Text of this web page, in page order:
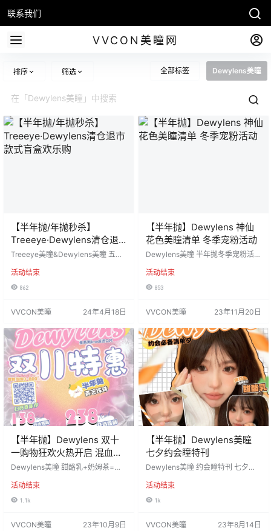
联系我们
VVCON美瞳网
排序 筛选 全部标签 Dewylens美瞳
【半年抛/年抛秒杀】
Treeeye·Dewylens清仓退
市 款式盲盒欢乐购
Treeeye美瞳&Dewylens美瞳 五一
是百元一副的跳楼清仓活动 到均价
不到4元一副！美瞳里的蜜雪！不用
度数即可 （部分款临期 可能会收到
可佩戴一年 ；也有会出现款式重复
的，下单度数如缺货换上下25度直
接发出不通知，介意请勿下单） 下
单前请扫库存二维码核对再…
活动结束
862
VVCON美瞳 24年4月18日
【半年抛】Dewylens 神仙
花色美瞳清单 冬季宠粉活动
Dewylens美瞳 半年抛冬季宠粉活动
备人气大直径♡ ♡营造高级自然感
小直径♡ 款款百搭 自动美颜绝不死
0日-直到下次更新 ========⭐发
苏省苏州市 佩戴周期：半年抛 默认
快递：申通 含水量：38% 基弧B
C：8.6…
活动结束
853
VVCON美瞳 23年11月20日
【半年抛】Dewylens 双十
一购物狂欢火热开启 混血与
甜美切换自如
Dewylens美瞳 甜酪乳+奶姆茶=混
酱=扩瞳神器惊艳又耐看 水感晶黑
+雾感芋蓝=温柔似水高级又纯净 限
时低价位，进口高品质。错过这一
238/4副 活动时间：2023年10月9
活动结束
1.1k
VVCON美瞳 23年10月9日
【半年抛】Dewylens美瞳
七夕约会瞳特刊
Dewylens美瞳 约会瞳特刊 七夕最
心动款 活动价：138/1副， 188/2副
活动时间：2023年8月14日-10月8
日 ========⭐发货详情⭐======
期：半年抛 默认快递：申通 含水
活动结束
1k
VVCON美瞳 23年8月14日